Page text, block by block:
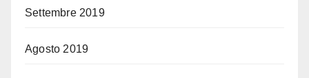
Settembre 2019
Agosto 2019